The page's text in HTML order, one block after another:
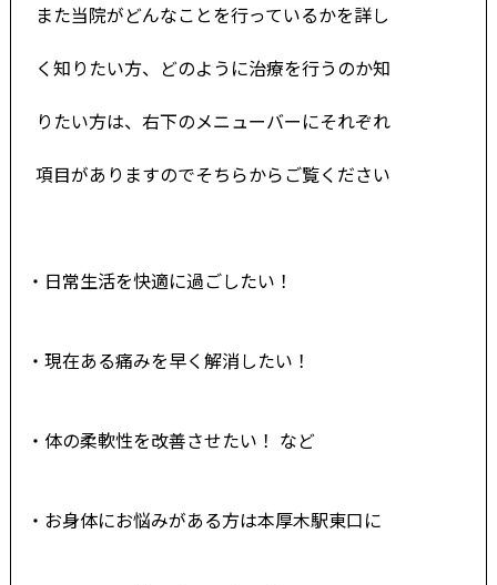
また当院がどんなことを行っているかを詳し
く知りたい方、どのように治療を行うのか知
りたい方は、右下のメニューバーにそれぞれ
項目がありますのでそちらからご覧ください
・日常生活を快適に過ごしたい！
・現在ある痛みを早く解消したい！
・体の柔軟性を改善させたい！ など
・お身体にお悩みがある方は本厚木駅東口に